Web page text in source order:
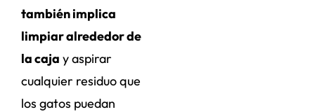
también implica
limpiar alrededor de
la caja y aspirar
cualquier residuo que
los gatos puedan